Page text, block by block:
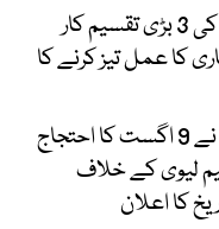
حکومت کا بجلی کی 3 بڑی تقسیم کار
کا عمل تیز کرنے کا
جماعت اسلامی نے 9 اگست کا احتجاج
لیوی کے خلاف
کا اعلان